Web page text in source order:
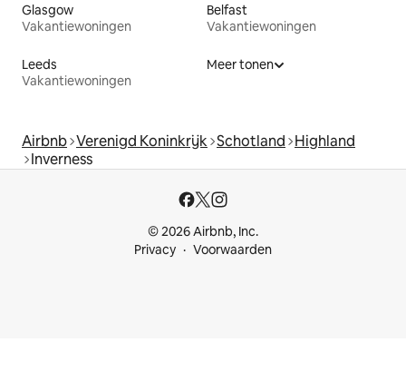
Glasgow
Vakantiewoningen
Belfast
Vakantiewoningen
Leeds
Vakantiewoningen
Meer tonen
Airbnb Verenigd Koninkrijk Schotland Highland
Inverness
© 2026 Airbnb, Inc.
Privacy
Voorwaarden